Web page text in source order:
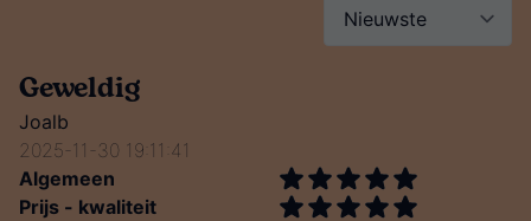
Geweldig
Joalb
2025-11-30 19:11:41
Algemeen
Prijs - kwaliteit